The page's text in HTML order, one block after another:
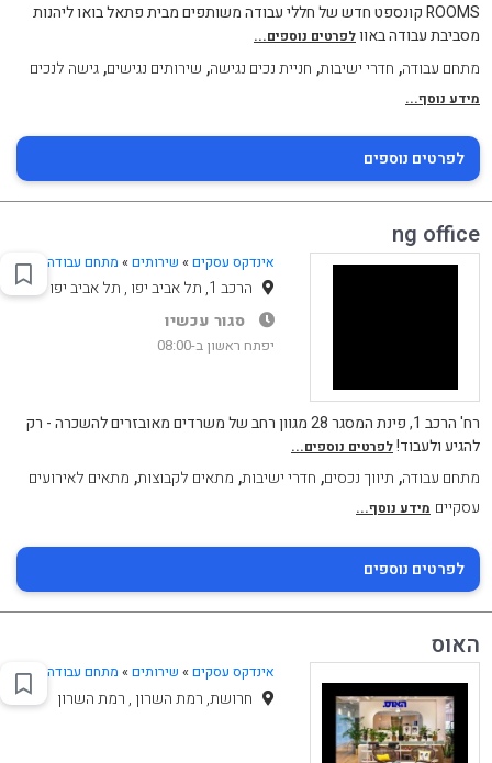
ROOMS קונספט חדש של חללי עבודה משותפים מבית פתאל בואו ליהנות
מסביבת עבודה באוולפרטים נוספים...
מתחם עבודה, חדרי ישיבות, חניית נכים נגישה, שירותים נגישים,גישה לנכים
מידע נוסף...
לפרטים נוספים
ng office
אינדקס עסקים » שירותים» מתחם עבודה
הרכב 1, תל אביב יפו , תל אביב יפו
סגור עכשיו
יפתח ראשון ב-08:00
רח' הרכב 1, פינת המסגר 28 מגוון רחב של משרדים מאובזרים להשכרה - רק
להגיע ולעבוד!לפרטים נוספים...
מתחם עבודה, תיווך נכסים, חדרי ישיבות, מתאים לקבוצות, מתאים לאירועים
עסקיים מידע נוסף...
לפרטים נוספים
האוס
אינדקס עסקים » שירותים» מתחם עבודה
חרושת, רמת השרון , רמת השרון